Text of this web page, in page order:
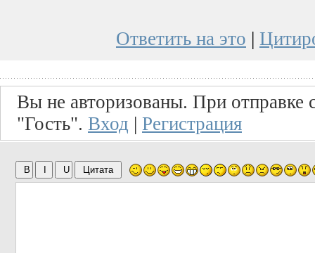
Ответить на это |
Вы не авторизованы. При отправке
"Гость". Вход | Регистрация